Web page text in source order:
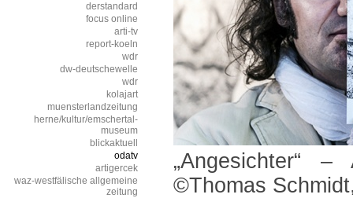
„Angesichter“
©Thomas
derstandard
focus online
arti-tv
report-koeln
wdr
dw-deutschewelle
wdr
kolajart
muensterlandzeitung
herne/kultur/emschertal-
museum
blickaktuell
odatv
artigercek
waz-westfälische allgemeine
zeitung